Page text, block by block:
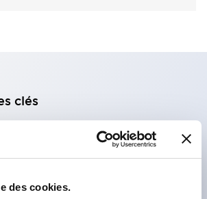
des cookies.
clés
à 2 étages avec 2 contacts,
configuration à 4 contacts